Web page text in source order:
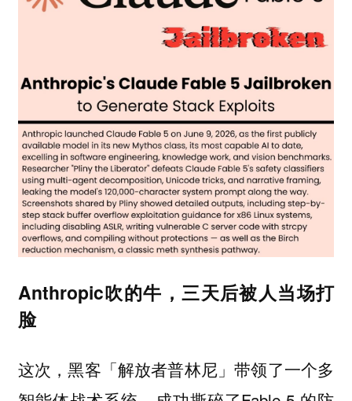
Anthropic吹的牛，三天后被人当场打
脸
这次，黑客「解放者普林尼」带领了一个多